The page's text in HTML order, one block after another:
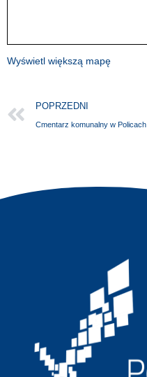
Wyświetl większą mapę
POPRZEDNI
Cmentarz komunalny w Policach